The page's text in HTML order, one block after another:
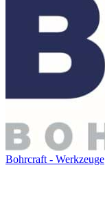
Bohrcraft - Werkzeuge